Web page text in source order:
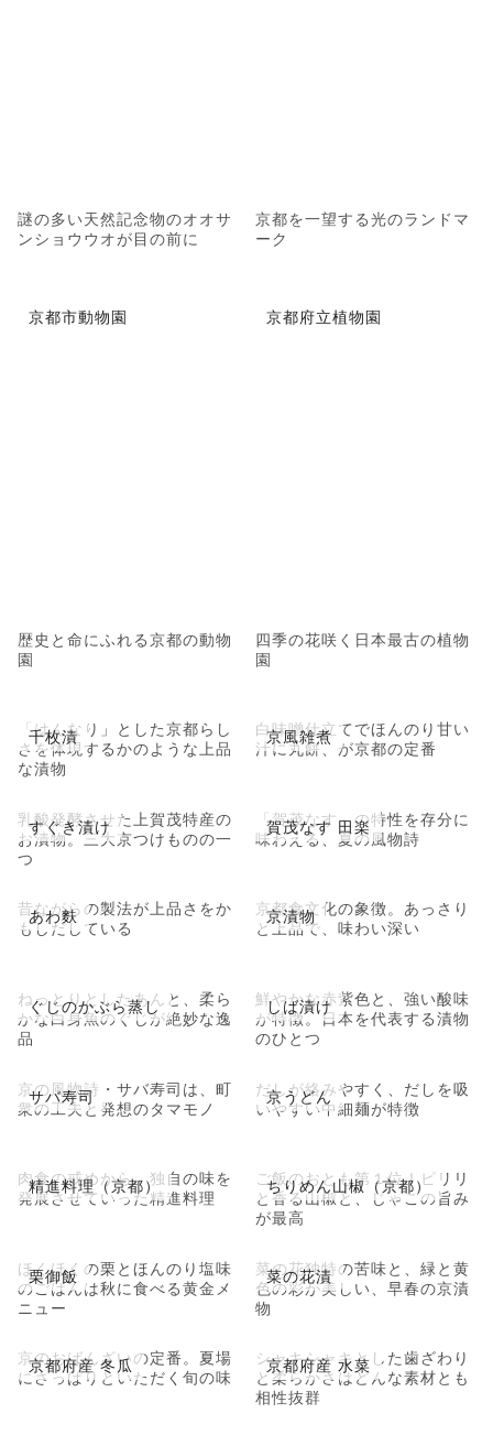
謎の多い天然記念物のオオサ
ンショウウオが目の前に
京都を一望する光のランドマ
ーク
京都市動物園
歴史と命にふれる京都の動物
園
京都府立植物園
四季の花咲く日本最古の植物
園
千枚漬
「はんなり」とした京都らし
さを体現するかのような上品
な漬物
京風雑煮
白味噌仕立てでほんのり甘い
汁に丸餅、が京都の定番
すぐき漬け
乳酸発酵させた上賀茂特産の
お漬物。三大京つけものの一
つ
賀茂なす 田楽
「賀茂なす」の特性を存分に
味わえる、夏の風物詩
あわ麩
昔ながらの製法が上品さをか
もしだしている
京漬物
京都食文化の象徴。あっさり
と上品で、味わい深い
ぐじのかぶら蒸し
ねっとりとしたあんと、柔ら
かな白身魚のぐじが絶妙な逸
品
しば漬け
鮮やかな赤紫色と、強い酸味
が特徴。日本を代表する漬物
のひとつ
サバ寿司
京の風物詩・サバ寿司は、町
衆の工夫と発想のタマモノ
京うどん
だしが絡みやすく、だしを吸
いやすい中細麺が特徴
精進料理（京都）
肉食の戒めから、独自の味を
発展させていった精進料理
ちりめん山椒（京都）
ご飯のおとも第１位！ピリリ
と香る山椒と、じゃこの旨み
が最高
栗御飯
ほくほくの栗とほんのり塩味
のごはんは秋に食べる黄金メ
ニュー
菜の花漬
菜の花独特の苦味と、緑と黄
色の彩が美しい、早春の京漬
物
京都府産 冬瓜
京のおばんざいの定番。夏場
にさっぱりといただく旬の味
京都府産 水菜
シャキシャキとした歯ざわり
と柔らかさはどんな素材とも
相性抜群